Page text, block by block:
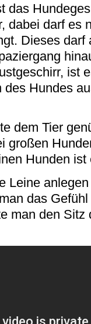
das
dabei darf es
Dieses
ist
des Hundes
dem Tier
großen
Hunden
Leine
das
man den